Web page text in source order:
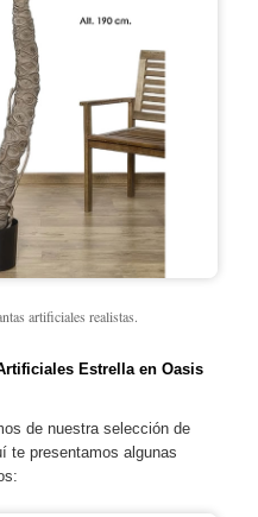
artificiales realistas.
Estrella en Oasis
de nuestra selección de
te presentamos algunas